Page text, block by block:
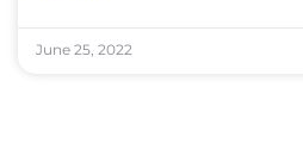
June 25, 2022